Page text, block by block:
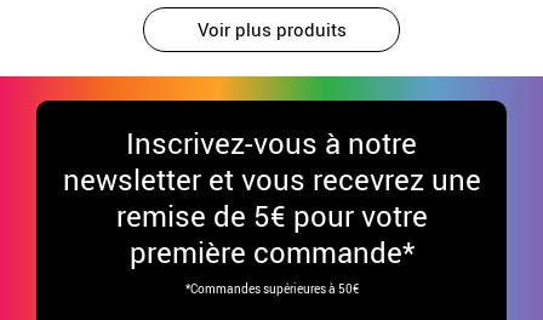
Voir plus produits
Inscrivez-vous à notre
newsletter et vous recevrez une
remise de 5€ pour votre
première commande*
*Commandes supérieures à 50€